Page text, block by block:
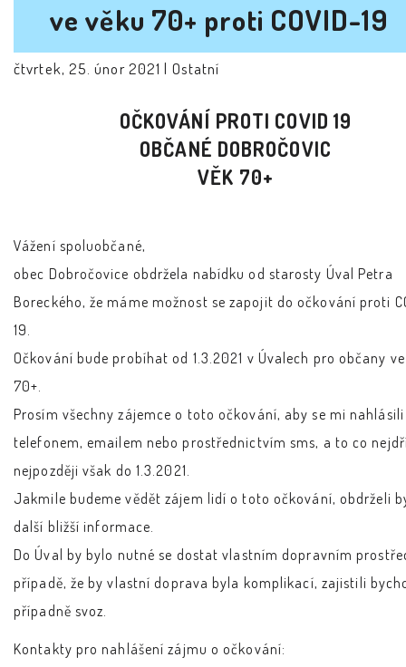
ve věku 70+ proti COVID-19
čtvrtek, 25. únor 2021 | Ostatní
OČKOVÁNÍ PROTI COVID 19
OBČANÉ DOBROČOVIC
VĚK 70+
Vážení spoluobčané,
obec Dobročovice obdržela nabídku od starosty Úval Petra
Boreckého, že máme možnost se zapojit do očkování proti
19.
Očkování bude probíhat od 1.3.2021 v Úvalech pro občany
70+.
Prosím všechny zájemce o toto očkování, aby se mi nahlásili
telefonem, emailem nebo prostřednictvím sms, a to co
nejpozději však do 1.3.2021.
Jakmile budeme vědět zájem lidí o toto očkování, obdrželi
další bližší informace.
Do Úval by bylo nutné se dostat vlastním dopravním
případě, že by vlastní doprava byla komplikací, zajistili
případně svoz.
Kontakty pro nahlášení zájmu o očkování: